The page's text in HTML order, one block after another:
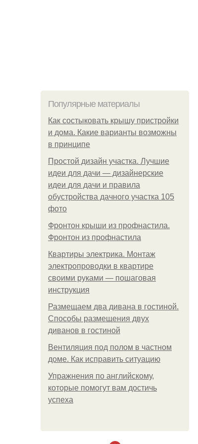
Популярные материалы
Как состыковать крышу пристройки
и дома. Какие варианты возможны
в принципе
Простой дизайн участка. Лучшие
идеи для дачи — дизайнерские
идеи для дачи и правила
обустройства дачного участка 105
фото
Фронтон крыши из профнастила.
Фронтон из профнастила
Квартиры электрика. Монтаж
электропроводки в квартире
своими руками — пошаговая
инструкция
Размещаем два дивана в гостиной.
Способы размещения двух
диванов в гостиной
Вентиляция под полом в частном
доме. Как исправить ситуацию
Упражнения по английскому,
которые помогут вам достичь
успеха